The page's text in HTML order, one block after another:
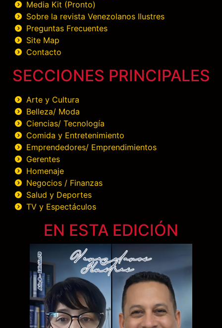
Media Kit (Pronto)
Sobre la revista Venezolanos Ilustres
Preguntas Frecuentes
Site Map
Contacto
SECCIONES PRINCIPALES
Arte y Cultura
Belleza/ Moda
Ciencias/ Tecnología
Comida y Entretenimiento
Emprendedores/ Emprendimientos
Gerentes
Homenaje
Negocios / Finanzas
Salud y Deportes
TV y Espectáculos
EN ESTA EDICIÓN